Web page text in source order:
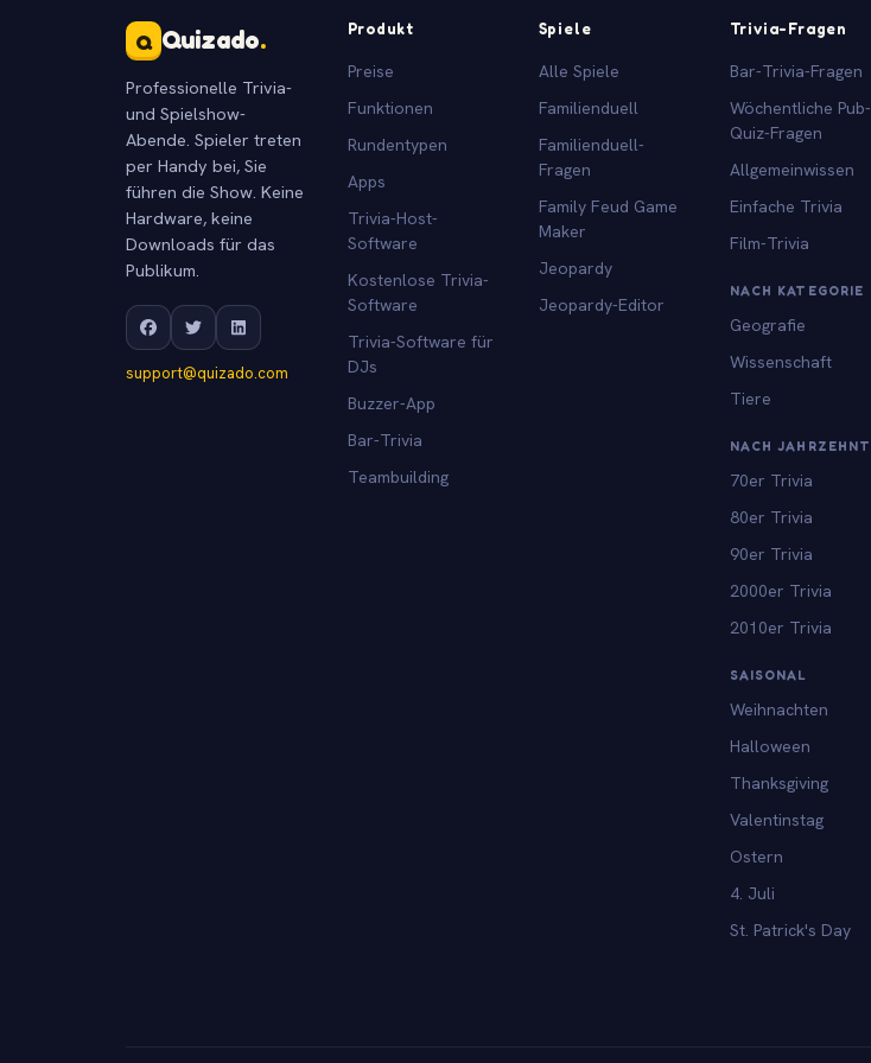
Q Quizado.
Professionelle Trivia-
und Spielshow-
Abende. Spieler treten
per Handy bei, Sie
führen die Show. Keine
Hardware, keine
Downloads für das
Publikum.
support@quizado.com
Produkt
Preise
Funktionen
Rundentypen
Apps
Trivia-Host-
Software
Kostenlose Trivia-
Software
Trivia-Software für
DJs
Buzzer-App
Bar-Trivia
Teambuilding
Spiele
Alle Spiele
Familienduell
Familienduell-
Fragen
Family Feud Game
Maker
Jeopardy
Jeopardy-Editor
Trivia-Fragen
Bar-Trivia-Fragen
Wöchentliche Pub-
Quiz-Fragen
Allgemeinwissen
Einfache Trivia
Film-Trivia
NACH KATEGORIE
Geografie
Wissenschaft
Tiere
NACH JAHRZEHNT
70er Trivia
80er Trivia
90er Trivia
2000er Trivia
2010er Trivia
SAISONAL
Weihnachten
Halloween
Thanksgiving
Valentinstag
Ostern
4. Juli
St. Patrick's Day